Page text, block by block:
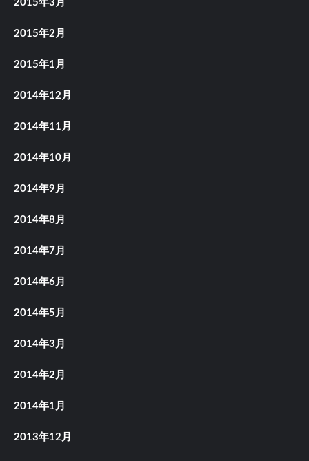
2015年3月
2015年2月
2015年1月
2014年12月
2014年11月
2014年10月
2014年9月
2014年8月
2014年7月
2014年6月
2014年5月
2014年3月
2014年2月
2014年1月
2013年12月